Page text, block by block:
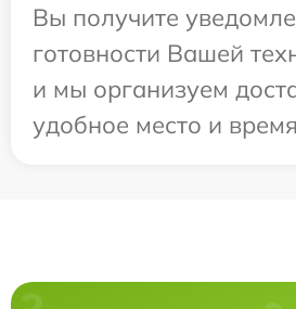
Вы получите
готовности Вашей
и мы организуем
удобное место и